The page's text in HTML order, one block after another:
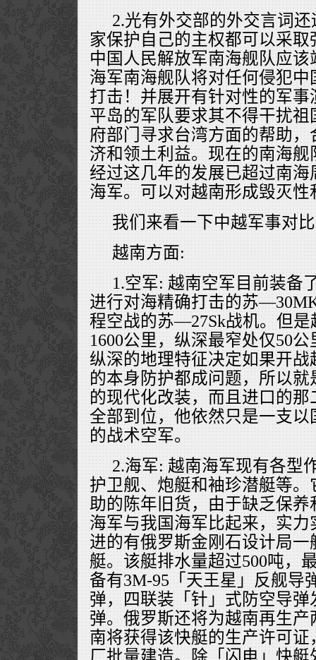
2.光有外交部的外交言词
家保护自己的主权都可以采
中国人民解放军南海舰队应
海军南海舰队将对任何侵犯
打击！并展开有针对性的军
平岛的军队要求其不得干扰
府部门寻求台湾方面的帮助
济和领土利益。现在的南海
经过这几年的发展已超过南
海军。可以对越南形成毁灭
我们来看一下中越军事对
越南方面:
1.空军: 越南空军目前装备
进行对海精确打击的苏
程空战的苏—27Sk战机。但是
1600公里，纵深最窄处仅50
纵深的地理特征决定如果开
的本身防护都成问题，所以
的现代化改装，而且进口的
全部到位，他依然只是一支
的战术空军。
2.海军: 越南海军现有各型
护卫舰、炮艇和袖珍潜艇等
助的陈年旧货，由于缺乏保
海军与我国海军比起来，实
进的有俄罗斯金刚石设计局
艇。该艇排水量超过500吨，
备有3M-95「天王星」反舰导
弹，四联装「针」式防空导
弹。俄罗斯还将为越南再生
南将获得该快艇的生产许可